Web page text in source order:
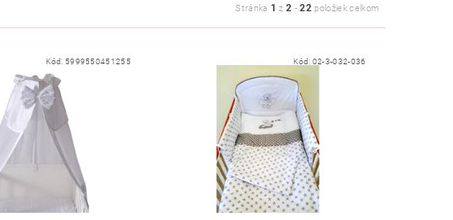
Stránka 1 z2 -22 položiek celkom
Kód: 5999550451255 Kód: 02-3-032-036